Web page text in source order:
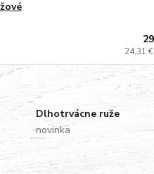
24,31 €
Dlhotrvácne ruže
novinka